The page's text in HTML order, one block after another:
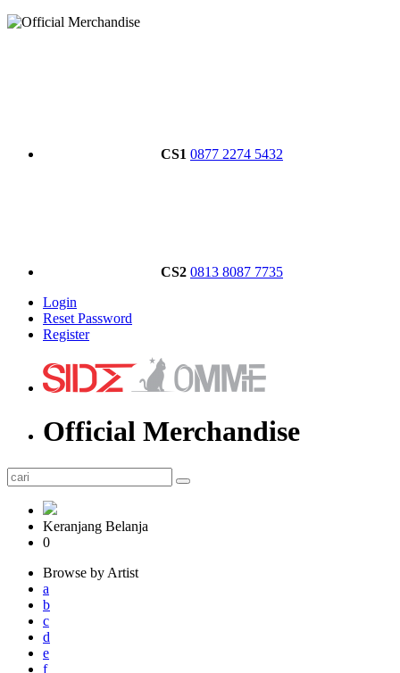
CS1 0877 2274 5432
CS2 0813 8087 7735
Login
Reset Password
Register
Official Merchandise
Keranjang Belanja
0
Browse by Artist
a
b
c
d
e
f